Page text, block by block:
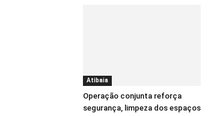
Atibaia
Operação conjunta reforça
segurança, limpeza dos espaços